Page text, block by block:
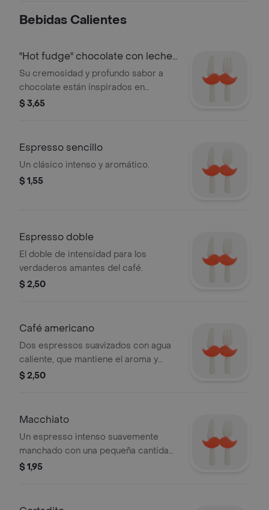
Bebidas Calientes
"Hot fudge" chocolate con leche
8oz
Su cremosidad y profundo sabor a
chocolate están inspirados en
Barcelona y Alemania.
$ 3,65
Espresso sencillo
Un clásico intenso y aromático.
$ 1,55
Espresso doble
El doble de intensidad para los
verdaderos amantes del café.
$ 2,50
Café americano
Dos espressos suavizados con agua
caliente, que mantiene el aroma y
sabor del café, pero con una textura
$ 2,50
Macchiato
Un espresso intenso suavemente
manchado con una pequeña cantidad
de leche vaporizada
$ 1,95